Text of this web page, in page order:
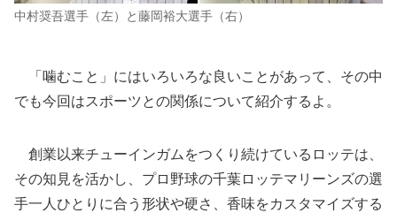
中村奨吾選手（左）と藤岡裕大選手（右）
「噛むこと」にはいろいろな良いことがあって、その中
でも今回はスポーツとの関係について紹介するよ。
創業以来チューインガムをつくり続けているロッテは、
その知見を活かし、プロ野球の千葉ロッテマリーンズの選
手一人ひとりに合う形状や硬さ、香味をカスタマイズする